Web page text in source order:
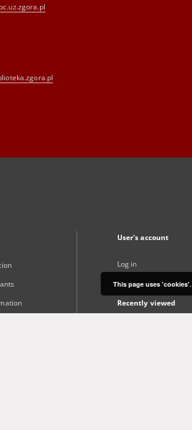
User's account
Log in
Recently viewed
This page uses 'cookies'.